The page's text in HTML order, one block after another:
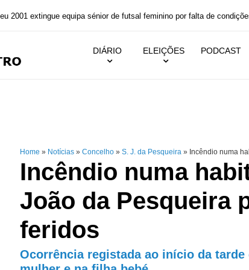
2001 extingue equipa sénior de futsal feminino por falta de
DIÁRIO ELEIÇÕES PODCAST
Home » Notícias » Concelho » S. J. da Pesqueira » Incêndio numa
Incêndio numa
João da Pesqueira
feridos
Ocorrência registada ao início da